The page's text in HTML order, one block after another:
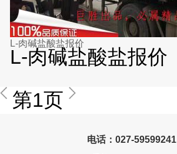
L-肉碱盐酸盐报价
L-肉碱盐酸盐报价
第1页
电话：027-59599241